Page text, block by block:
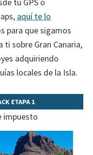
aquí te lo
para que sigamos
sobre Gran Canaria,
adquiriendo
locales de la Isla.
ETAPA 1
impuesto